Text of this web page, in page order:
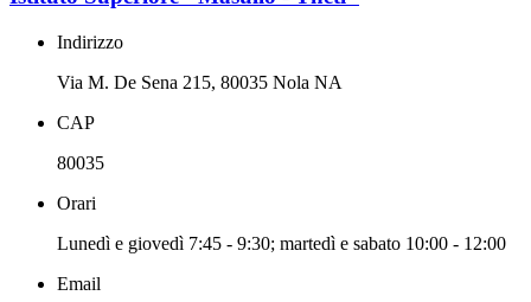
Indirizzo
Via M. De Sena 215, 80035 Nola NA
CAP
80035
Orari
Lunedì e giovedì 7:45 - 9:30; martedì e sabato 10:00 - 12:00
Email